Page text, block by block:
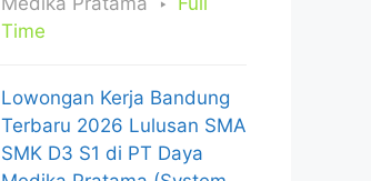
Time
Lowongan Kerja Bandung
Terbaru 2026 Lulusan SMA
SMK D3 S1 di PT Daya